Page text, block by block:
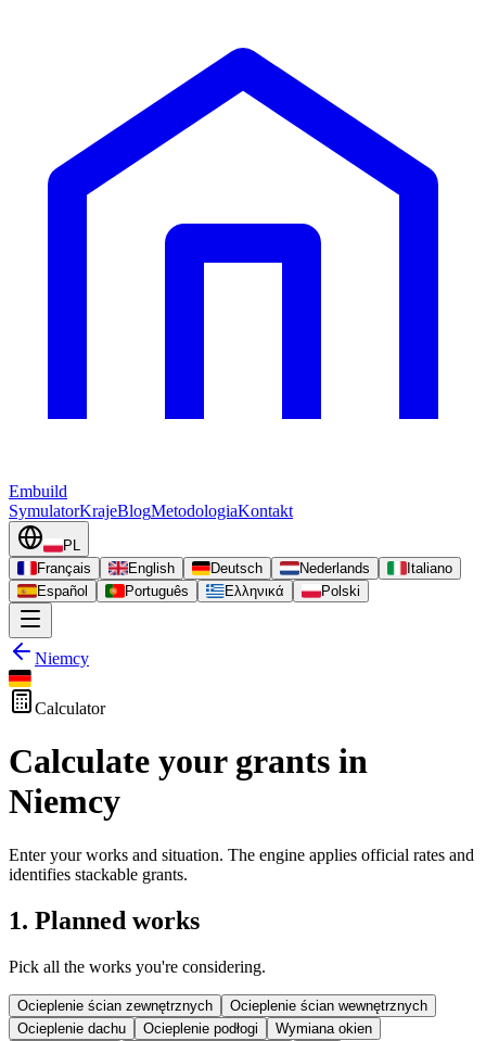
Embuild
SymulatorKrajeBlogMetodologiaKontakt
PL
Français
English Deutsch Nederlands
Italiano
Español
Português Ελληνικά Polski
Niemcy
Calculator
Calculate your grants in
Niemcy
Enter your works and situation. The engine applies official rates and
identifies stackable grants.
1. Planned works
Pick all the works you're considering.
Ocieplenie ścian zewnętrznych
Ocieplenie ścian wewnętrznych
Ocieplenie dachu
Ocieplenie podłogi
Wymiana okien